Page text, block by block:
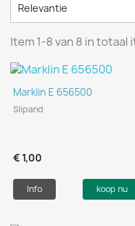
Relevantie
Item 1-8 van 8 in totaal
Marklin E 656500
Slipand
€ 1,00
Info koop nu